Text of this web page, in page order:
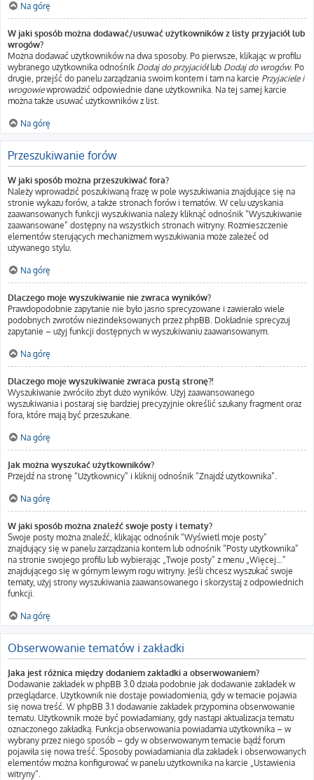
Na górę
W jaki sposób można dodawać/usuwać użytkowników z listy przyjaciół lub
wrogów?
Można dodawać użytkowników na dwa sposoby. Po pierwsze, klikając w profilu
wybranego użytkownika odnośnik Dodaj do przyjaciółlub Dodaj do wrogów. Po
drugie, przejść do panelu zarządzania swoim kontem i tam na karcie Przyjaciele i
wrogowiewprowadzić odpowiednie dane użytkownika. Na tej samej karcie
można także usuwać użytkowników z list.
Na górę
Przeszukiwanie forów
W jaki sposób można przeszukiwać fora?
Należy wprowadzić poszukiwaną frazę w pole wyszukiwania znajdujące się na
stronie wykazu forów, a także stronach forów i tematów. W celu uzyskania
zaawansowanych funkcji wyszukiwania należy kliknąć odnośnik “Wyszukiwanie
zaawansowane” dostępny na wszystkich stronach witryny. Rozmieszczenie
elementów sterujących mechanizmem wyszukiwania może zależeć od
używanego stylu.
Na górę
Dlaczego moje wyszukiwanie nie zwraca wyników?
Prawdopodobnie zapytanie nie było jasno sprecyzowane i zawierało wiele
podobnych zwrotów niezindeksowanych przez phpBB. Dokładnie sprecyzuj
zapytanie – użyj funkcji dostępnych w wyszukiwaniu zaawansowanym.
Na górę
Dlaczego moje wyszukiwanie zwraca pustą stronę?!
Wyszukiwanie zwróciło zbyt dużo wyników. Użyj zaawansowanego
wyszukiwania i postaraj się bardziej precyzyjnie określić szukany fragment oraz
fora, które mają być przeszukane.
Na górę
Jak można wyszukać użytkowników?
Przejdź na stronę “Użytkownicy” i kliknij odnośnik “Znajdź użytkownika”.
Na górę
W jaki sposób można znaleźć swoje posty i tematy?
Swoje posty można znaleźć, klikając odnośnik “Wyświetl moje posty”
znajdujący się w panelu zarządzania kontem lub odnośnik “Posty użytkownika”
na stronie swojego profilu lub wybierając „Twoje posty” z menu „Więcej…”
znajdującego się w górnym lewym rogu witryny. Jeśli chcesz wyszukać swoje
tematy, użyj strony wyszukiwania zaawansowanego i skorzystaj z odpowiednich
funkcji.
Na górę
Obserwowanie tematów i zakładki
Jaka jest różnica między dodaniem zakładki a obserwowaniem?
Dodawanie zakładek w phpBB 3.0 działa podobnie jak dodawanie zakładek w
przeglądarce. Użytkownik nie dostaje powiadomienia, gdy w temacie pojawia
się nowa treść. W phpBB 3.1 dodawanie zakładek przypomina obserwowanie
tematu. Użytkownik może być powiadamiany, gdy nastąpi aktualizacja tematu
oznaczonego zakładką. Funkcja obserwowania powiadamia użytkownika – w
wybrany przez niego sposób – gdy w obserwowanym temacie bądź forum
pojawiła się nowa treść. Sposoby powiadamiania dla zakładek i obserwowanych
elementów można konfigurować w panelu użytkownika na karcie „Ustawienia
witryny”.